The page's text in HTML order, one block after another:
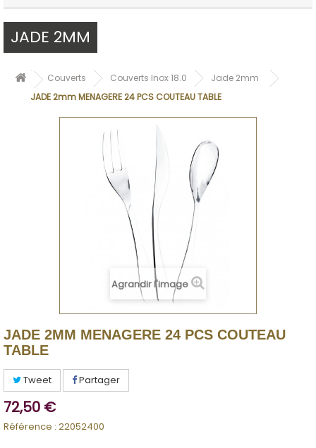
JADE 2MM
Couverts Couverts Inox 18.0
Jade 2mm
JADE 2mm MENAGERE 24 PCS COUTEAU TABLE
Agrandir l'image
JADE 2MM MENAGERE 24 PCS COUTEAU
TABLE
Tweet Partager
72,50 €
Référence : 22052400